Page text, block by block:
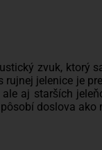
zvuk, ktorý
jelenice je
aj starších
doslova ako